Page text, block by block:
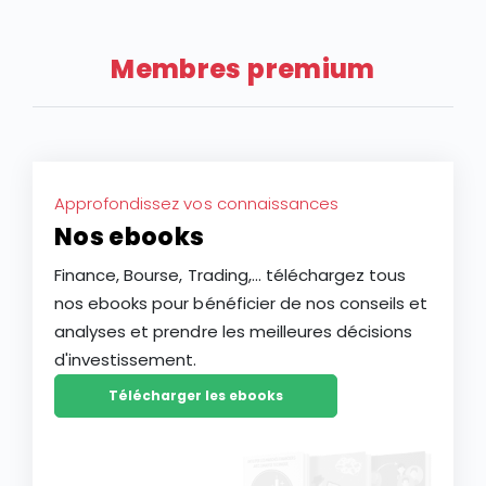
actions à grande capitalisation d’Europe. Ce repli
constitue-t-il une opportunité d’achat ou le signe
d’une baisse plus durable de l’action LVMH ?
Membres premium
Approfondissez vos connaissances
Nos ebooks
Finance, Bourse, Trading,... téléchargez tous
nos ebooks pour bénéficier de nos conseils et
analyses et prendre les meilleures décisions
d'investissement.
Télécharger les ebooks